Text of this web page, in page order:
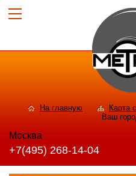
На главную Карта
Ваш
Москва
+7(495) 268-14-04